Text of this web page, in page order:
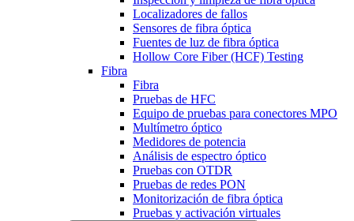
Localizadores de fallos
Sensores de fibra óptica
Fuentes de luz de fibra óptica
Hollow Core Fiber (HCF) Testing
Fibra
Fibra
Pruebas de HFC
Equipo de pruebas para conectores MPO
Multímetro óptico
Medidores de potencia
Análisis de espectro óptico
Pruebas con OTDR
Pruebas de redes PON
Monitorización de fibra óptica
Pruebas y activación virtuales